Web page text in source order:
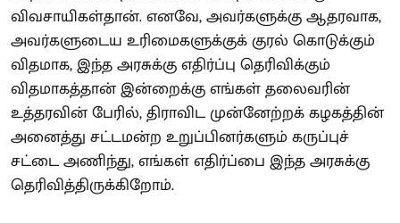
விவசாயிகள்தான். எனவே, அவர்களுக்கு ஆதரவாக,
அவர்களுடைய உரிமைகளுக்குக் குரல் கொடுக்கும்
விதமாக, இந்த அரசுக்கு எதிர்ப்பு தெரிவிக்கும்
விதமாகத்தான் இன்றைக்கு எங்கள் தலைவரின்
உத்தரவின் பேரில், திராவிட முன்னேற்றக் கழகத்தின்
அனைத்து சட்டமன்ற உறுப்பினர்களும் கருப்புச்
சட்டை அணிந்து, எங்கள் எதிர்ப்பை இந்த அரசுக்கு
தெரிவித்திருக்கிறோம்.